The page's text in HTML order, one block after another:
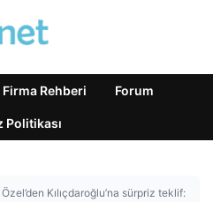
Firma Rehberi Forum
Politikası
Özel’den Kılıçdaroğlu’na sürpriz teklif: